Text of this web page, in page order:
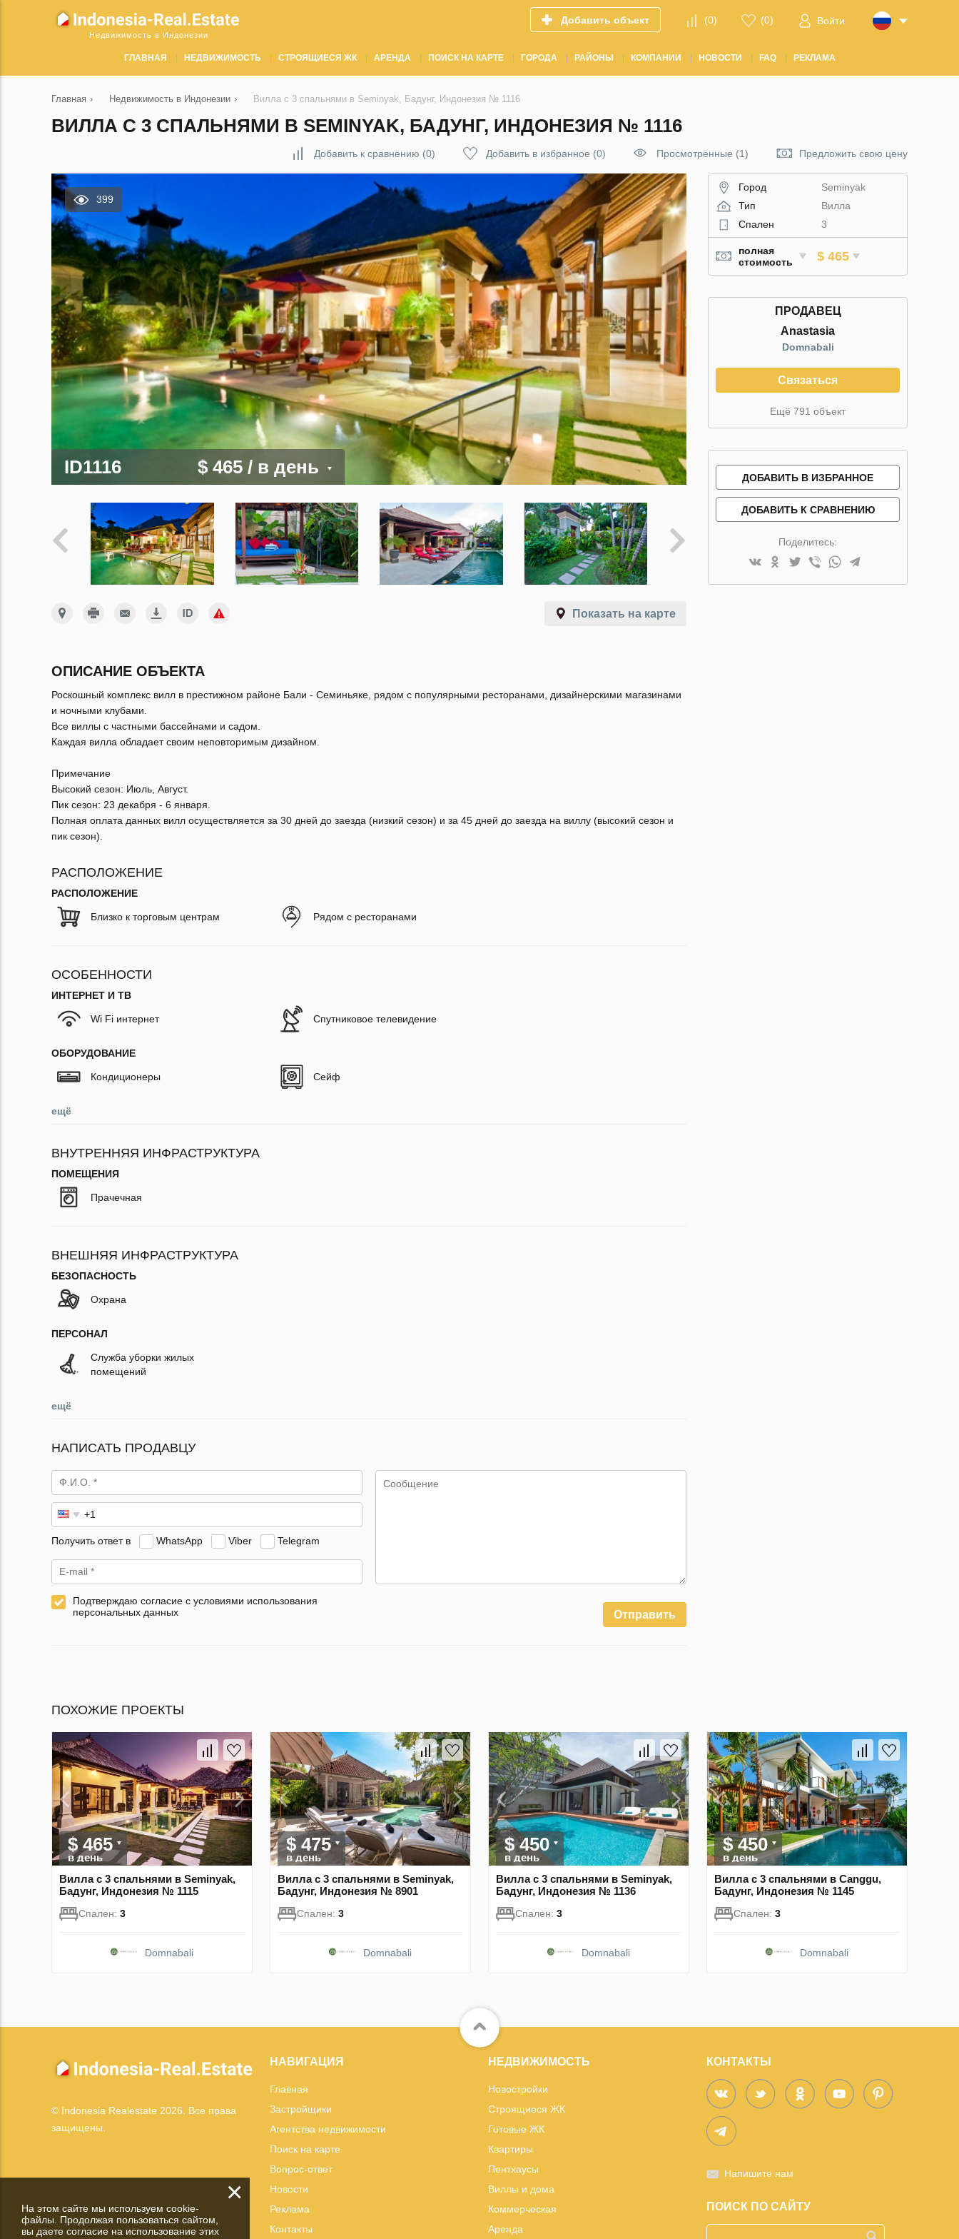
Недвижимость в Индонезии
Добавить объект (0) (0) Войти
ГЛАВНАЯ НЕДВИЖИМОСТЬ СТРОЯЩИЕСЯ ЖК АРЕНДА ПОИСК НА КАРТЕ ГОРОДА РАЙОНЫ КОМПАНИИ НОВОСТИ FAQ РЕКЛАМА
Главная › Недвижимость в Индонезии › Вилла с 3 спальнями в Seminyak, Бадунг, Индонезия № 1116
ВИЛЛА С 3 СПАЛЬНЯМИ В SEMINYAK, БАДУНГ, ИНДОНЕЗИЯ № 1116
Добавить к сравнению (0) Добавить в избранное (0) Просмотренные (1) Предложить свою цену
399
ID1116 $ 465 / в день
Показать на карте
ОПИСАНИЕ ОБЪЕКТА
Роскошный комплекс вилл в престижном районе Бали - Семиньяке, рядом с популярными ресторанами, дизайнерскими магазинами
и ночными клубами.
Все виллы с частными бассейнами и садом.
Каждая вилла обладает своим неповторимым дизайном.
Примечание
Высокий сезон: Июль, Август.
Пик сезон: 23 декабря - 6 января.
Полная оплата данных вилл осуществляется за 30 дней до заезда (низкий сезон) и за 45 дней до заезда на виллу (высокий сезон и
пик сезон).
РАСПОЛОЖЕНИЕ
РАСПОЛОЖЕНИЕ
Близко к торговым центрам Рядом с ресторанами
ОСОБЕННОСТИ
ИНТЕРНЕТ И ТВ
Wi Fi интернет Спутниковое телевидение
ОБОРУДОВАНИЕ
Кондиционеры Сейф
ещё
ВНУТРЕННЯЯ ИНФРАСТРУКТУРА
ПОМЕЩЕНИЯ
Прачечная
ВНЕШНЯЯ ИНФРАСТРУКТУРА
БЕЗОПАСНОСТЬ
Охрана
ПЕРСОНАЛ
Служба уборки жилых
помещений
ещё
НАПИСАТЬ ПРОДАВЦУ
Получить ответ в WhatsApp Viber Telegram
Подтверждаю согласие с условиями использования
персональных данных
Отправить
Город
Seminyak
Тип
Вилла
Спален
3
полная
стоимость
$ 465
ПРОДАВЕЦ
Anastasia
Domnabali
Связаться
Ещё 791 объект
ДОБАВИТЬ В ИЗБРАННОЕ
ДОБАВИТЬ К СРАВНЕНИЮ
Поделитесь:
ПОХОЖИЕ ПРОЕКТЫ
$ 465
в день
Вилла с 3 спальнями в Seminyak,
Бадунг, Индонезия № 1115
Спален: 3
Domnabali
$ 475
в день
Вилла с 3 спальнями в Seminyak,
Бадунг, Индонезия № 8901
Спален: 3
Domnabali
$ 450
в день
Вилла с 3 спальнями в Seminyak,
Бадунг, Индонезия № 1136
Спален: 3
Domnabali
$ 450
в день
Вилла с 3 спальнями в Canggu,
Бадунг, Индонезия № 1145
Спален: 3
Domnabali
© Indonesia Realestate 2026. Все права
защищены.
НАВИГАЦИЯ
Главная
Застройщики
Агентства недвижимости
Поиск на карте
Вопрос-ответ
Новости
Реклама
Контакты
НЕДВИЖИМОСТЬ
Новостройки
Строящиеся ЖК
Готовые ЖК
Квартиры
Пентхаусы
Виллы и дома
Коммерческая
Аренда
КОНТАКТЫ
Напишите нам
ПОИСК ПО САЙТУ
×
На этом сайте мы используем cookie-
файлы. Продолжая пользоваться сайтом,
вы даете согласие на использование этих